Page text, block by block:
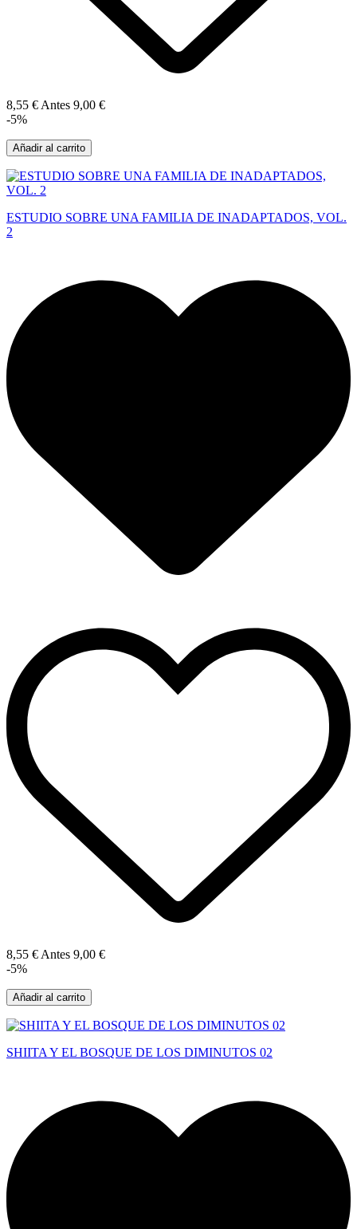
8,55 €Antes 9,00 €
-5%
Añadir al carrito
ESTUDIO SOBRE UNA FAMILIA DE INADAPTADOS, VOL.
2
8,55 €Antes 9,00 €
-5%
Añadir al carrito
SHIITA Y EL BOSQUE DE LOS DIMINUTOS 02